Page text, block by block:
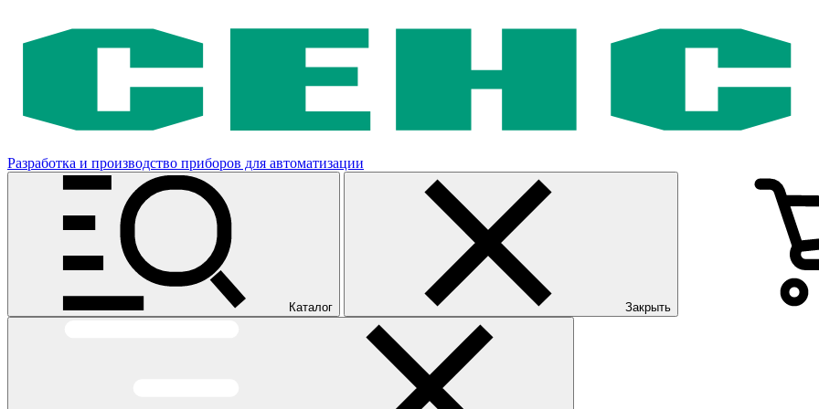
Разработка и производство приборов для автоматизации
Каталог Закрыть